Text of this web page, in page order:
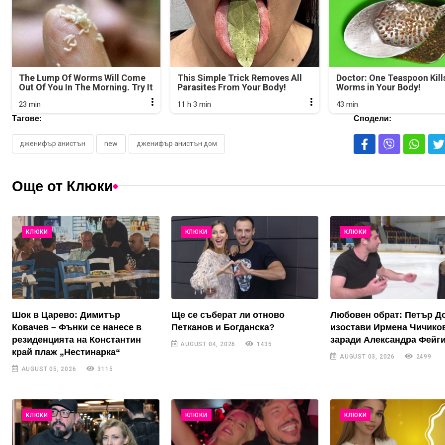
The Lump Of Worms Will Come
Out Of You In The Morning. Try It
23 min
This Simple Trick Removes All
Parasites From Your Body!
11 h 3 min
Doctor: One Teaspoon
Worms in Your Body!
43 min
Тагове:
дженифър анистън new дженифър анистън дом
Сподели:
Още от Клюки
КЛЮКИ
Шок в Царево: Димитър
Ковачев – Фънки се нанесе в
резиденцията на Константин
край плаж „Нестинарка“
AUGUST 05, 2026 3115
КЛЮКИ
Ще се съберат ли отново
Петканов и Богданска?
AUGUST 04, 2026 1435
КЛЮКИ
Любовен обрат: Петър
изостави Ирмена
заради Александра
AUGUST 03, 2026 2499
КЛЮКИ КЛЮКИ КЛЮКИ